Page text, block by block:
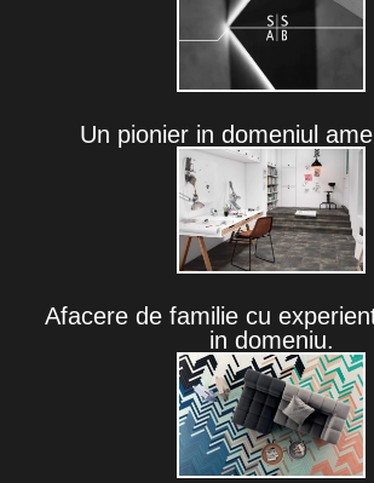
Un pionier in domeniul
Afacere de familie cu
in domeniu.